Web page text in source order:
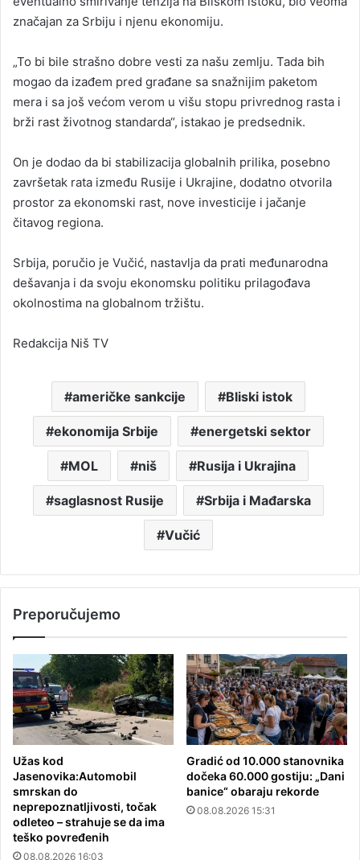
značajan za Srbiju i njenu ekonomiju.
„To bi bile strašno dobre vesti za našu zemlju. Tada bih
mogao da izađem pred građane sa snažnijim paketom
mera i sa još većom verom u višu stopu privrednog rasta i
brži rast životnog standarda“, istakao je predsednik.
On je dodao da bi stabilizacija globalnih prilika, posebno
završetak rata između Rusije i Ukrajine, dodatno otvorila
prostor za ekonomski rast, nove investicije i jačanje
čitavog regiona.
Srbija, poručio je Vučić, nastavlja da prati međunarodna
dešavanja i da svoju ekonomsku politiku prilagođava
okolnostima na globalnom tržištu.
Redakcija Niš TV
američke sankcije Bliski istok
ekonomija Srbije energetski sektor
MOL niš Rusija i Ukrajina
saglasnost Rusije Srbija i Mađarska
Vučić
Preporučujemo
Užas kod
Jasenovika:Automobil
smrskan do
neprepoznatljivosti, točak
odleteo – strahuje se da ima
teško povređenih
08.08.2026 16:03
Gradić od 10.000 stanovnika
dočeka 60.000 gostiju: „Dani
banice“ obaraju rekorde
08.08.2026 15:31